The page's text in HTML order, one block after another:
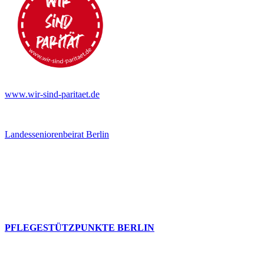
www.wir-sind-paritaet.de
Landesseniorenbeirat Berlin
PFLEGESTÜTZPUNKTE BERLIN